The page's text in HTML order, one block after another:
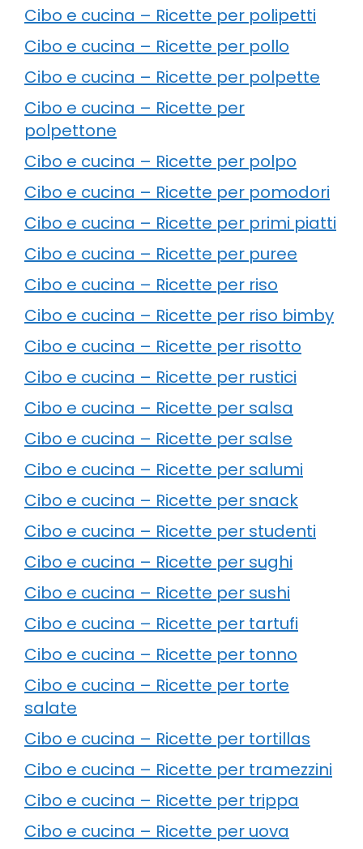
Cibo e cucina – Ricette per polipetti
Cibo e cucina – Ricette per pollo
Cibo e cucina – Ricette per polpette
Cibo e cucina – Ricette per
polpettone
Cibo e cucina – Ricette per polpo
Cibo e cucina – Ricette per pomodori
Cibo e cucina – Ricette per primi piatti
Cibo e cucina – Ricette per puree
Cibo e cucina – Ricette per riso
Cibo e cucina – Ricette per riso bimby
Cibo e cucina – Ricette per risotto
Cibo e cucina – Ricette per rustici
Cibo e cucina – Ricette per salsa
Cibo e cucina – Ricette per salse
Cibo e cucina – Ricette per salumi
Cibo e cucina – Ricette per snack
Cibo e cucina – Ricette per studenti
Cibo e cucina – Ricette per sughi
Cibo e cucina – Ricette per sushi
Cibo e cucina – Ricette per tartufi
Cibo e cucina – Ricette per tonno
Cibo e cucina – Ricette per torte
salate
Cibo e cucina – Ricette per tortillas
Cibo e cucina – Ricette per tramezzini
Cibo e cucina – Ricette per trippa
Cibo e cucina – Ricette per uova